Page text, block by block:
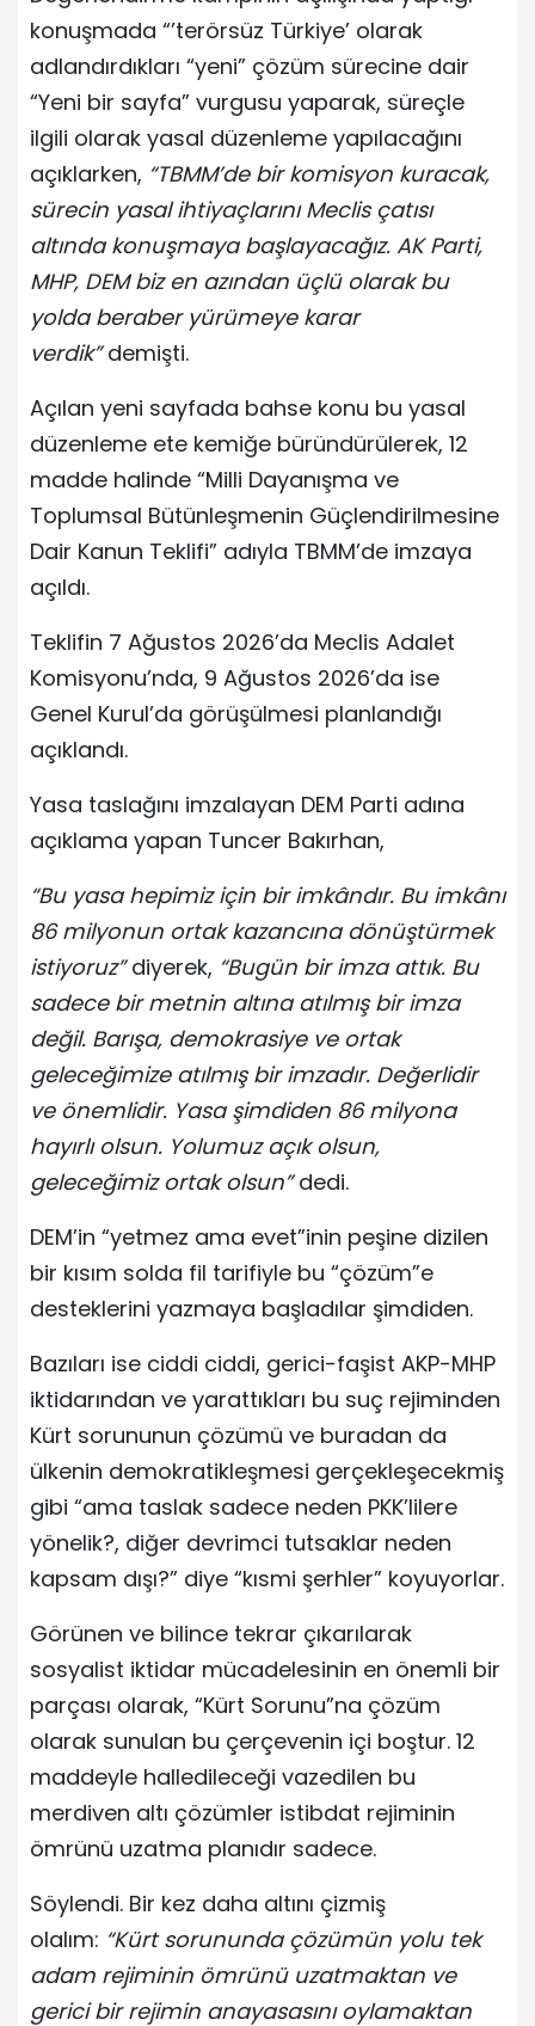
konuşmada “’terörsüz Türkiye’ olarak
adlandırdıkları “yeni” çözüm sürecine dair
“Yeni bir sayfa” vurgusu yaparak, süreçle
ilgili olarak yasal düzenleme yapılacağını
açıklarken, “TBMM’de bir komisyon kuracak,
sürecin yasal ihtiyaçlarını Meclis çatısı
altında konuşmaya başlayacağız. AK Parti,
MHP, DEM biz en azından üçlü olarak bu
yolda beraber yürümeye karar
verdik”demişti.
Açılan yeni sayfada bahse konu bu yasal
düzenleme ete kemiğe büründürülerek, 12
madde halinde “Milli Dayanışma ve
Toplumsal Bütünleşmenin Güçlendirilmesine
Dair Kanun Teklifi” adıyla TBMM’de imzaya
açıldı.
Teklifin 7 Ağustos 2026’da Meclis Adalet
Komisyonu’nda, 9 Ağustos 2026’da ise
Genel Kurul’da görüşülmesi planlandığı
açıklandı.
Yasa taslağını imzalayan DEM Parti adına
açıklama yapan Tuncer Bakırhan,
“Bu yasa hepimiz için bir imkândır. Bu imkânı
86 milyonun ortak kazancına dönüştürmek
istiyoruz”diyerek, “Bugün bir imza attık. Bu
sadece bir metnin altına atılmış bir imza
değil. Barışa, demokrasiye ve ortak
geleceğimize atılmış bir imzadır. Değerlidir
ve önemlidir. Yasa şimdiden 86 milyona
hayırlı olsun. Yolumuz açık olsun,
geleceğimiz ortak olsun”dedi.
DEM’in “yetmez ama evet”inin peşine dizilen
bir kısım solda fil tarifiyle bu “çözüm”e
desteklerini yazmaya başladılar şimdiden.
Bazıları ise ciddi ciddi, gerici-faşist AKP-MHP
iktidarından ve yarattıkları bu suç rejiminden
Kürt sorununun çözümü ve buradan da
ülkenin demokratikleşmesi gerçekleşecekmiş
gibi “ama taslak sadece neden PKK’lilere
yönelik?, diğer devrimci tutsaklar neden
kapsam dışı?” diye “kısmi şerhler” koyuyorlar.
Görünen ve bilince tekrar çıkarılarak
sosyalist iktidar mücadelesinin en önemli bir
parçası olarak, “Kürt Sorunu”na çözüm
olarak sunulan bu çerçevenin içi boştur. 12
maddeyle halledileceği vazedilen bu
merdiven altı çözümler istibdat rejiminin
ömrünü uzatma planıdır sadece.
Söylendi. Bir kez daha altını çizmiş
olalım: “Kürt sorununda çözümün yolu tek
adam rejiminin ömrünü uzatmaktan ve
gerici bir rejimin anayasasını oylamaktan